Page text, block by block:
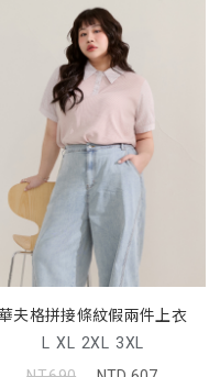
夫格拼接條紋假兩件上衣
L XL 2XL 3XL